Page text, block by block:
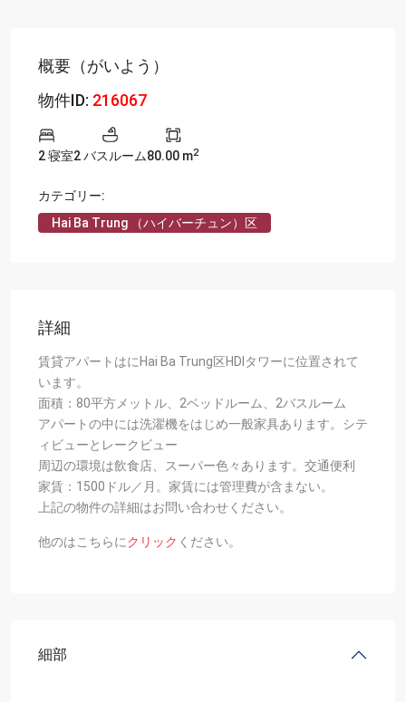
概要（がいよう）
物件ID: 216067
2 寝室2 バスルーム80.00 m2
カテゴリー:
Hai Ba Trung （ハイバーチュン）区
詳細
賃貸アパートはにHai Ba Trung区HDIタワーに位置されて
います。
面積：80平方メットル、2ベッドルーム、2バスルーム
アパートの中には洗濯機をはじめ一般家具あります。シテ
ィビューとレークビュー
周辺の環境は飲食店、スーパー色々あります。交通便利
家賃：1500ドル／月。家賃には管理費が含まない。
上記の物件の詳細はお問い合わせください。
他のはこちらにクリック ください。
細部